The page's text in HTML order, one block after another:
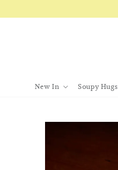
New In Soupy Hugs